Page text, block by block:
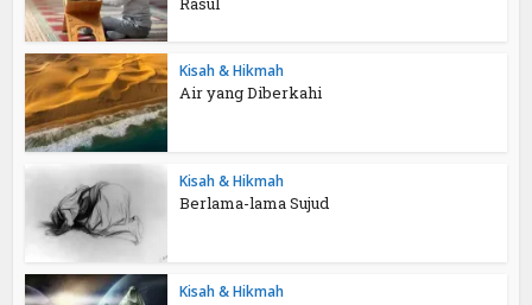
Kisah & Hikmah
Air yang Diberkahi
Kisah & Hikmah
Berlama-lama Sujud
Kisah & Hikmah